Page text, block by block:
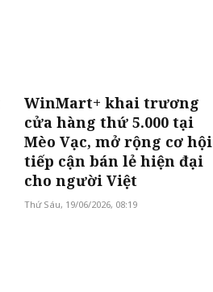
WinMart+ khai trương
cửa hàng thứ 5.000 tại
Mèo Vạc, mở rộng cơ hội
tiếp cận bán lẻ hiện đại
cho người Việt
Thứ Sáu, 19/06/2026, 08:19